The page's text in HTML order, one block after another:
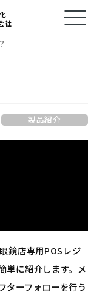
社
製品紹介
鏡店専用POSレジ
単に紹介します。メ
ターフォローを行う